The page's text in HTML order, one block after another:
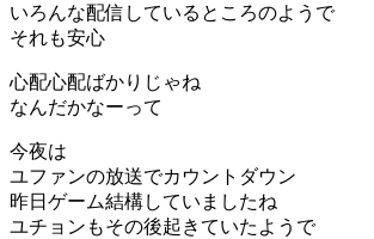
いろんな配信しているところのようで
それも安心
心配心配ばかりじゃね
なんだかなーって
今夜は
ユファンの放送でカウントダウン
昨日ゲーム結構していましたね
ユチョンもその後起きていたようで